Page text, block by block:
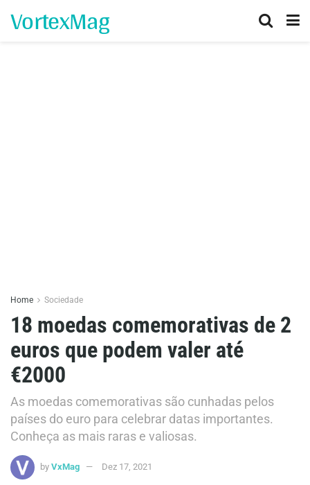
VortexMag
Home Sociedade
18 moedas comemorativas de 2
euros que podem valer até
€2000
As moedas comemorativas são cunhadas pelos
países do euro para celebrar datas importantes.
Conheça as mais raras e valiosas.
by VxMag Dez 17, 2021